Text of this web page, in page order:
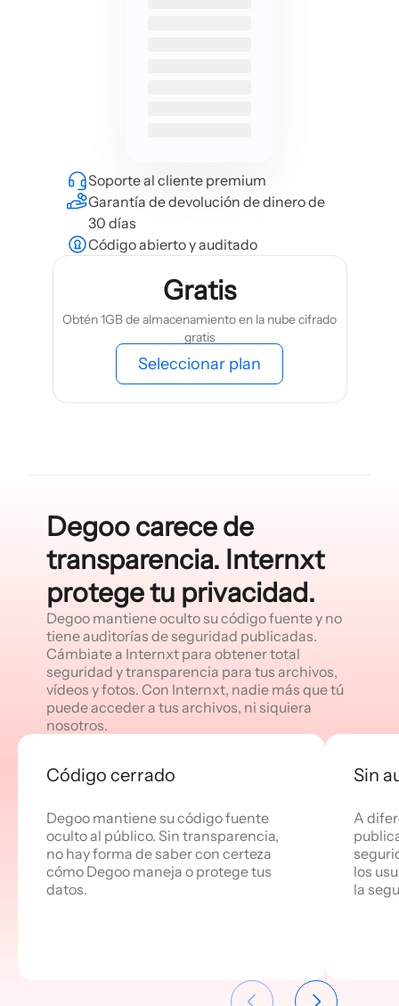
Soporte al cliente premium
Garantía de devolución de dinero de
30 días
Código abierto y auditado
Gratis
Obtén 1GB de almacenamiento en la nube cifrado
gratis
Seleccionar plan
Degoo carece de
transparencia. Internxt
protege tu privacidad.
Degoo mantiene oculto su código fuente y no
tiene auditorías de seguridad publicadas.
Cámbiate a Internxt para obtener total
seguridad y transparencia para tus archivos,
vídeos y fotos. Con Internxt, nadie más que tú
puede acceder a tus archivos, ni siquiera
nosotros.
Código cerrado
Degoo mantiene su código fuente
oculto al público. Sin transparencia,
no hay forma de saber con certeza
cómo Degoo maneja o protege tus
datos.
Sin
A
los
la